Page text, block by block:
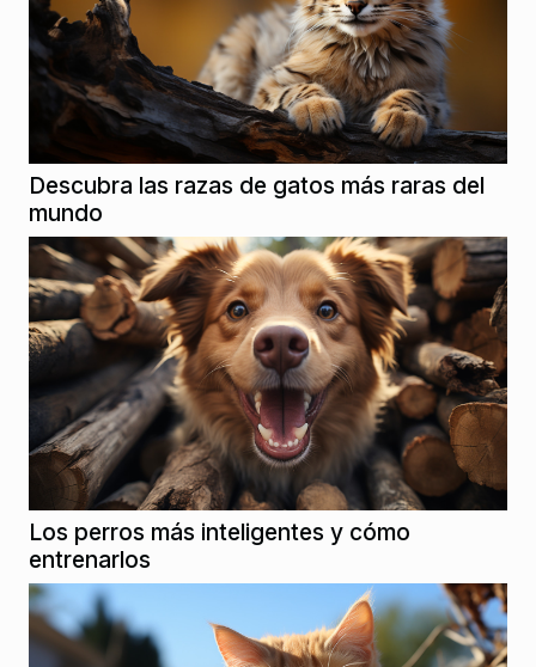
Descubra las razas de gatos más raras del
mundo
Los perros más inteligentes y cómo
entrenarlos